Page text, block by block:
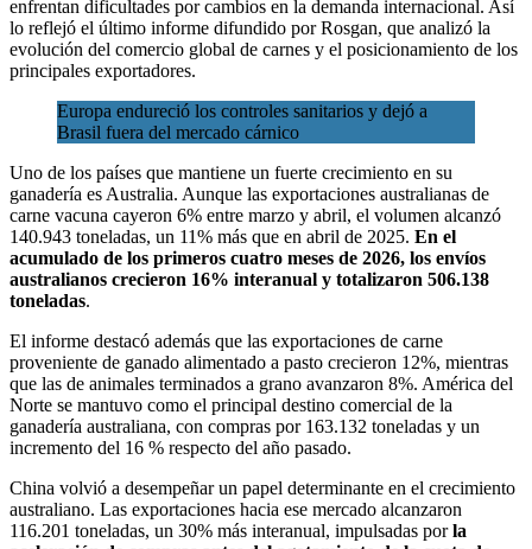
enfrentan dificultades por cambios en la demanda internacional. Así
lo reflejó el último informe difundido por Rosgan, que analizó la
evolución del comercio global de carnes y el posicionamiento de los
principales exportadores.
Europa endureció los controles sanitarios y dejó a
Brasil fuera del mercado cárnico
Uno de los países que mantiene un fuerte crecimiento en su
ganadería es Australia. Aunque las exportaciones australianas de
carne vacuna cayeron 6% entre marzo y abril, el volumen alcanzó
140.943 toneladas, un 11% más que en abril de 2025. En el
acumulado de los primeros cuatro meses de 2026, los envíos
australianos crecieron 16% interanual y totalizaron 506.138
toneladas.
El informe destacó además que las exportaciones de carne
proveniente de ganado alimentado a pasto crecieron 12%, mientras
que las de animales terminados a grano avanzaron 8%. América del
Norte se mantuvo como el principal destino comercial de la
ganadería australiana, con compras por 163.132 toneladas y un
incremento del 16 % respecto del año pasado.
China volvió a desempeñar un papel determinante en el crecimiento
australiano. Las exportaciones hacia ese mercado alcanzaron
116.201 toneladas, un 30% más interanual, impulsadas porla